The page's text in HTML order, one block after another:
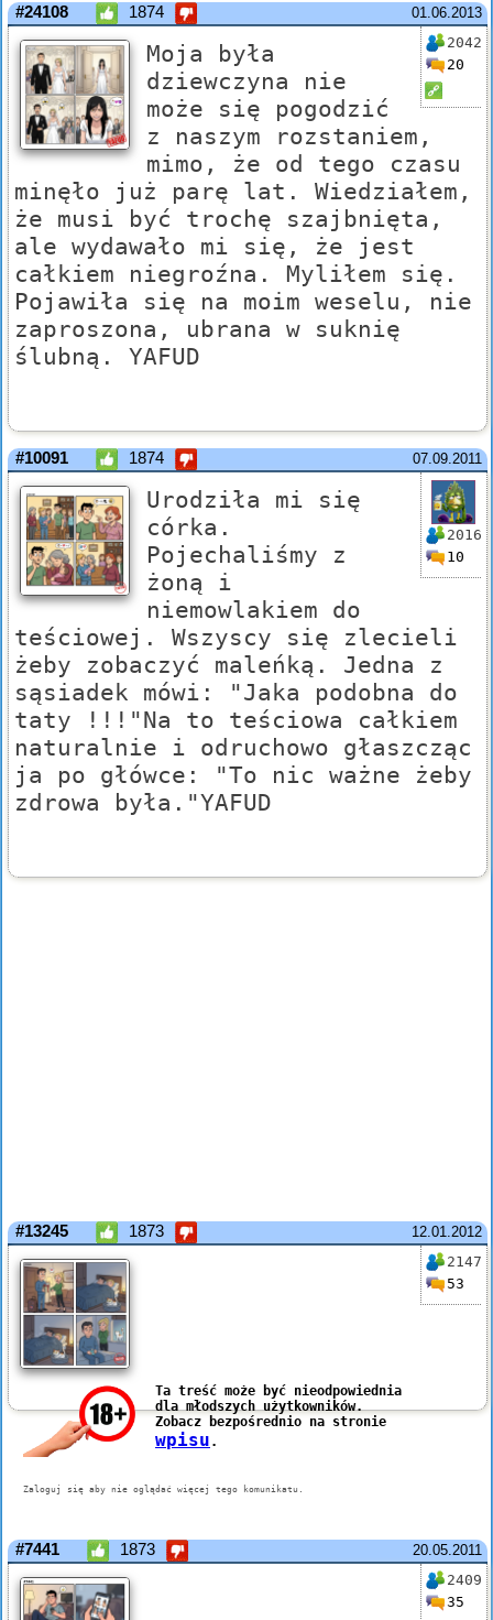
01.06.2013
#24108 1874
2042
20
Moja była
dziewczyna nie
może się pogodzić
z naszym rozstaniem,
mimo, że od tego czasu
minęło już parę lat. Wiedziałem,
że musi być trochę szajbnięta,
ale wydawało mi się, że jest
całkiem niegroźna. Myliłem się.
Pojawiła się na moim weselu, nie
zaproszona, ubrana w suknię
ślubną. YAFUD
07.09.2011
#10091 1874
2016
10
Urodziła mi się
córka.
Pojechaliśmy z
żoną i
niemowlakiem do
teściowej. Wszyscy się zlecieli
żeby zobaczyć maleńką. Jedna z
sąsiadek mówi: "Jaka podobna do
taty !!!"Na to teściowa całkiem
naturalnie i odruchowo głaszcząc
ja po główce: "To nic ważne żeby
zdrowa była."YAFUD
12.01.2012
#13245 1873
2147
53
20.05.2011
#7441 1873
2409
35